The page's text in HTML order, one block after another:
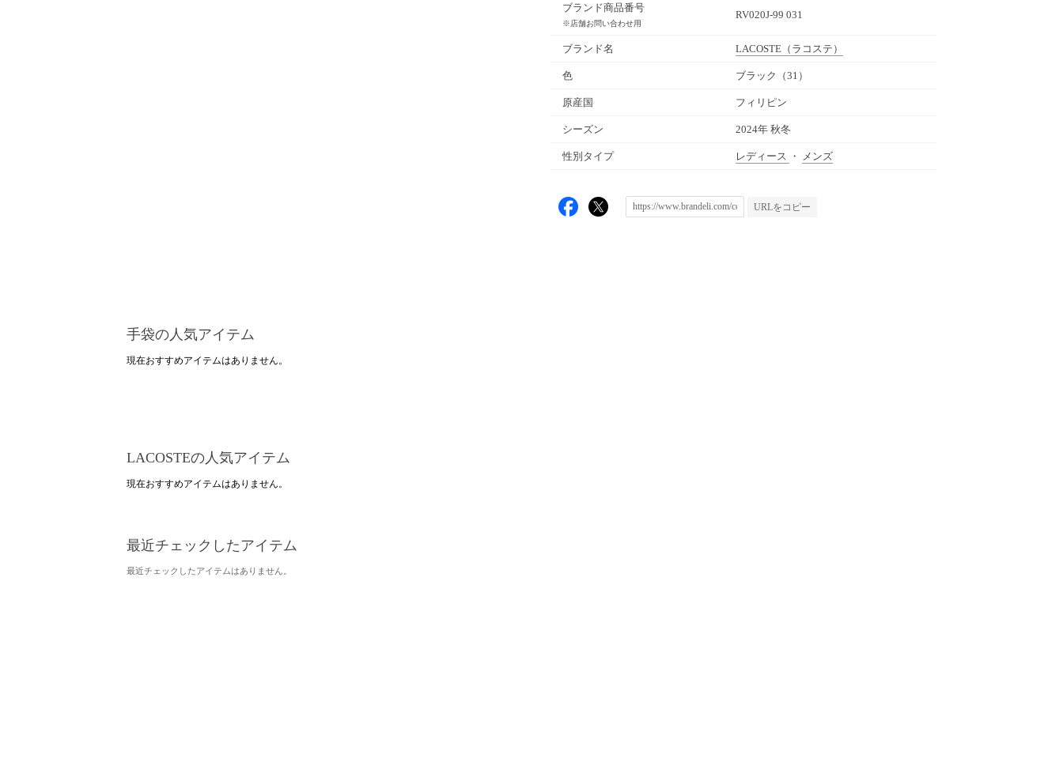
ブランド商品番号
※店舗お問い合わせ用
RV020J-99 031
ブランド名 LACOSTE （ラコステ）
色 ブラック（31）
原産国 フィリピン
シーズン 2024年 秋冬
性別タイプ レディース ・ メンズ
URLをコピー
手袋の人気アイテム
現在おすすめアイテムはありません。
LACOSTEの人気アイテム
現在おすすめアイテムはありません。
最近チェックしたアイテム
最近チェックしたアイテムはありません。